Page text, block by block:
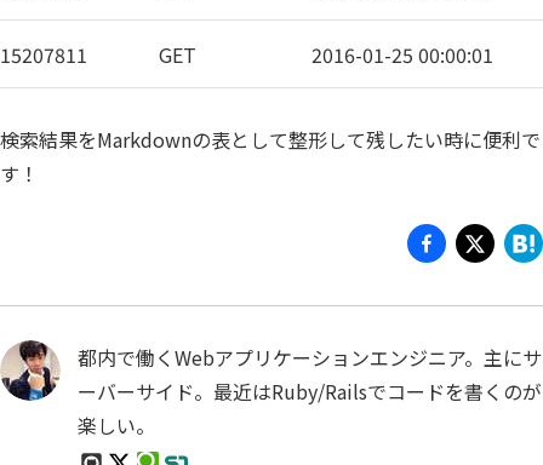
15207811 GET 2016-01-25 00:00:01
検索結果をMarkdownの表として整形して残したい時に便利で
す！
都内で働くWebアプリケーションエンジニア。主にサ
ーバーサイド。最近はRuby/Railsでコードを書くのが
楽しい。